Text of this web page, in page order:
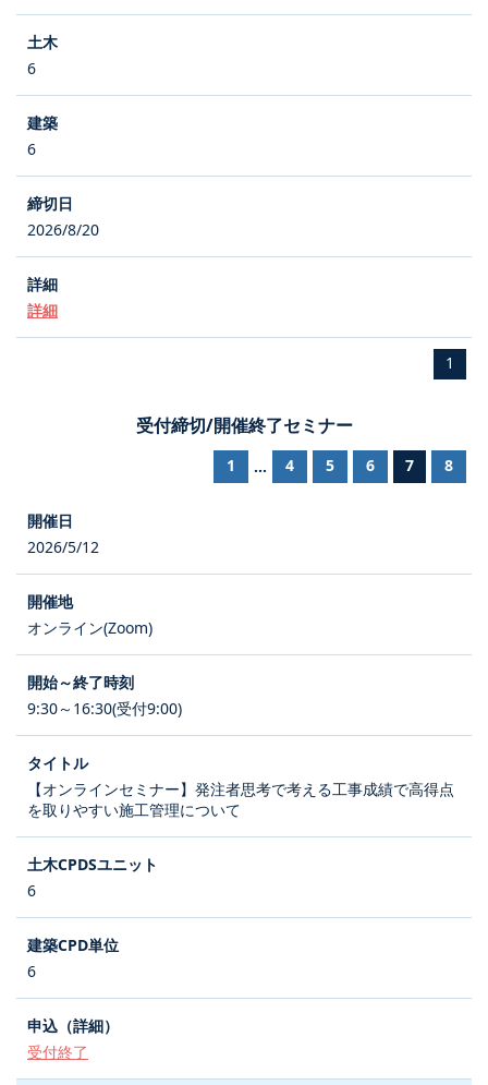
6
6
2026/8/20
詳細
1
受付締切/開催終了セミナー
1 ... 4 5 6 7 8
2026/5/12
オンライン(Zoom)
9:30～16:30(受付9:00)
【オンラインセミナー】発注者思考で考える工事成績で高得点
を取りやすい施工管理について
6
6
受付終了